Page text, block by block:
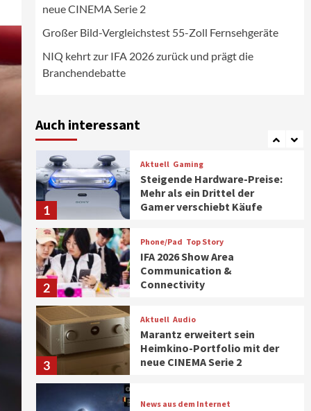
neue CINEMA Serie 2
Großer Bild-Vergleichstest 55-Zoll Fernsehgeräte
NIQ kehrt zur IFA 2026 zurück und prägt die
Branchendebatte
Auch interessant
6
Aktuell
in strategisch wichtigen
Märkten aus
7
Ventilatoren
1
Aktuell Gaming
Steigende Hardware-Preise:
Mehr als ein Drittel der
Gamer verschiebt Käufe
2
Phone/Pad Top Story
IFA 2026 Show Area
Communication &
Connectivity
3
Aktuell Audio
Marantz erweitert sein
Heimkino-Portfolio mit der
neue CINEMA Serie 2
News aus dem Internet